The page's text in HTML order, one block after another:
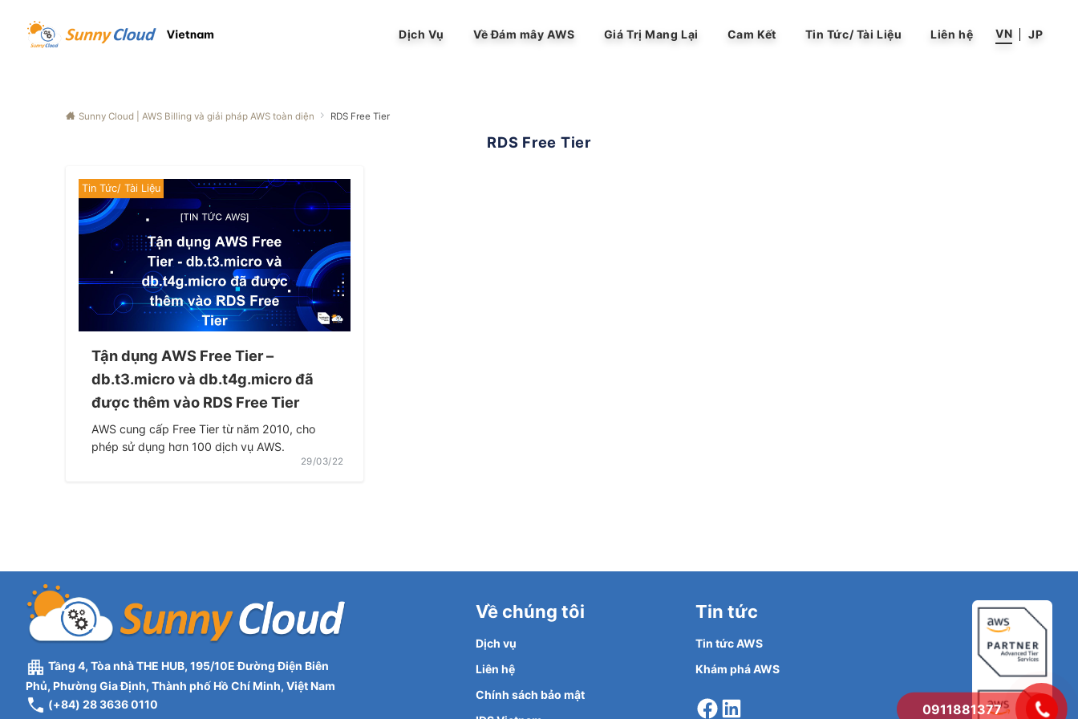
Dịch Vụ Về Đám mây AWS Giá Trị Mang Lại Cam Kết Tin Tức/ Tài Liệu Liên hệ VN JP
Sunny Cloud | AWS Billing và giải pháp AWS toàn diện RDS Free Tier
RDS Free Tier
Tin Tức/ Tài Liệu
Tận dụng AWS Free Tier –
db.t3.micro và db.t4g.micro đã
được thêm vào RDS Free Tier
AWS cung cấp Free Tier từ năm 2010, cho
phép sử dụng hơn 100 dịch vụ AWS.
29/03/22
Tầng 4, Tòa nhà THE HUB, 195/10E Đường Điện Biên
Phủ, Phường Gia Định, Thành phố Hồ Chí Minh, Việt Nam
(+84) 28 3636 0110
Về chúng tôi
Dịch vụ
Liên hệ
Chính sách bảo mật
Tin tức
Tin tức AWS
Khám phá AWS
Facebook
0911881377